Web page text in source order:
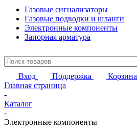
Газовые сигнализаторы
Газовые подводки и шланги
Электронные компоненты
Запорная арматура
Вход Поддержка
Корзина
Главная страница
-
Каталог
-
Электронные компоненты